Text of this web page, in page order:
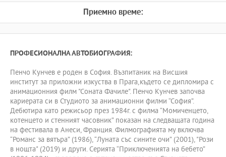
Приемно време:
ПРОФЕСИОНАЛНА АВТОБИОГРАФИЯ:
Пенчо Кунчев е роден в София. Възпитаник на Висшия
институт за приложни изкуства в Прага,където се дипломира с
анимационния филм "Соната Фачиле". Пенчо Кунчев започва
кариерата си в Студиото за анимационни филми “София”.
Дебютира като режисьор през 1984г. с филма “Момиченцето,
котенцето и стенният часовник” показан на следващата година
на фестивала в Анеси, Франция. Филмографията му включва
“Романс за вятъра” (1986), “Луната със сините очи” (2001), "Рози
в нощта" (2019) и други. Серията “Приключенията на бебето”